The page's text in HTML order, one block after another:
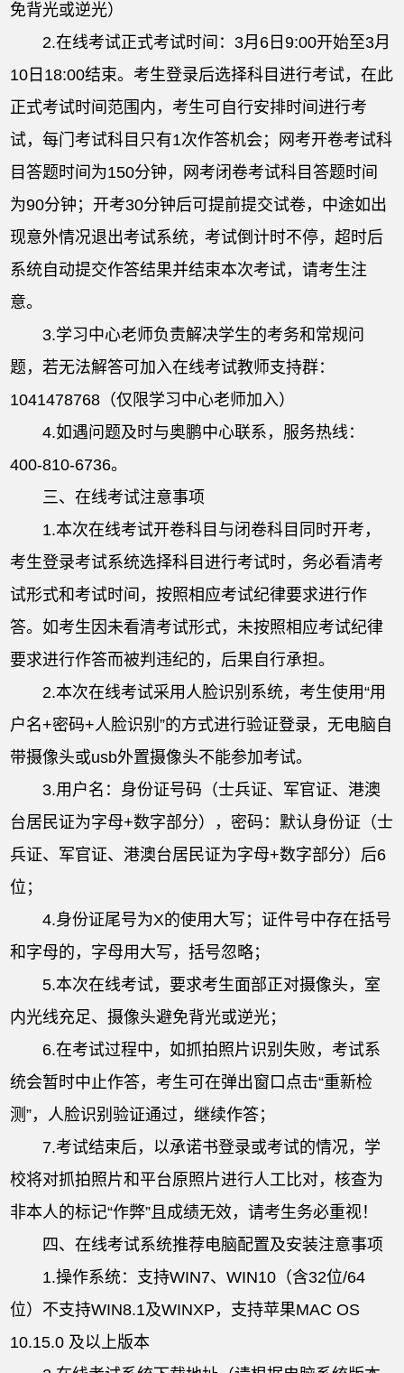
免背光或逆光）
2.在线考试正式考试时间：3月6日9:00开始至3月
10日18:00结束。考生登录后选择科目进行考试，在此
正式考试时间范围内，考生可自行安排时间进行考
试，每门考试科目只有1次作答机会；网考开卷考试科
目答题时间为150分钟，网考闭卷考试科目答题时间
为90分钟；开考30分钟后可提前提交试卷，中途如出
现意外情况退出考试系统，考试倒计时不停，超时后
系统自动提交作答结果并结束本次考试，请考生注
意。
3.学习中心老师负责解决学生的考务和常规问
题，若无法解答可加入在线考试教师支持群：
1041478768（仅限学习中心老师加入）
4.如遇问题及时与奥鹏中心联系，服务热线：
400-810-6736。
三、在线考试注意事项
1.本次在线考试开卷科目与闭卷科目同时开考，
考生登录考试系统选择科目进行考试时，务必看清考
试形式和考试时间，按照相应考试纪律要求进行作
答。如考生因未看清考试形式，未按照相应考试纪律
要求进行作答而被判违纪的，后果自行承担。
2.本次在线考试采用人脸识别系统，考生使用“用
户名+密码+人脸识别”的方式进行验证登录，无电脑自
带摄像头或usb外置摄像头不能参加考试。
3.用户名：身份证号码（士兵证、军官证、港澳
台居民证为字母+数字部分），密码：默认身份证（士
兵证、军官证、港澳台居民证为字母+数字部分）后6
位；
4.身份证尾号为X的使用大写；证件号中存在括号
和字母的，字母用大写，括号忽略；
5.本次在线考试，要求考生面部正对摄像头，室
内光线充足、摄像头避免背光或逆光；
6.在考试过程中，如抓拍照片识别失败，考试系
统会暂时中止作答，考生可在弹出窗口点击“重新检
测”，人脸识别验证通过，继续作答；
7.考试结束后，以承诺书登录或考试的情况，学
校将对抓拍照片和平台原照片进行人工比对，核查为
非本人的标记“作弊”且成绩无效，请考生务必重视！
四、在线考试系统推荐电脑配置及安装注意事项
1.操作系统：支持WIN7、WIN10（含32位/64
位）不支持WIN8.1及WINXP，支持苹果MAC OS
10.15.0 及以上版本